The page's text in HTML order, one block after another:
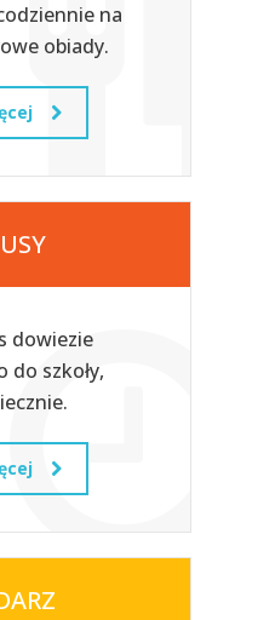
na
obiady.
dowiezie
do szkoły,